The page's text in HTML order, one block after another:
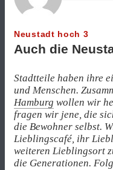
Neustadt hoch 3
Auch die
Stadtteile haben ihre
und Menschen.
Hamburg wollen wir
fragen wir jene, die
die Bewohner selbst.
Lieblingscafé, ihr
weiteren Lieblingsort
die Generationen.